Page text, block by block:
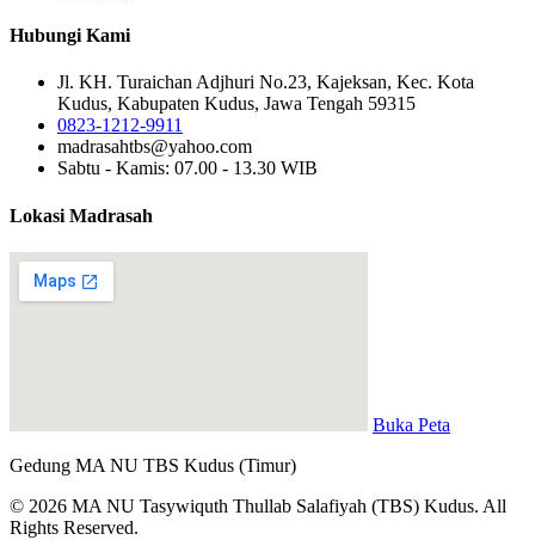
Hubungi Kami
Jl. KH. Turaichan Adjhuri No.23, Kajeksan, Kec. Kota
Kudus, Kabupaten Kudus, Jawa Tengah 59315
0823-1212-9911
madrasahtbs@yahoo.com
Sabtu - Kamis: 07.00 - 13.30 WIB
Lokasi Madrasah
Buka Peta
Gedung MA NU TBS Kudus (Timur)
© 2026 MA NU Tasywiquth Thullab Salafiyah (TBS) Kudus. All
Rights Reserved.